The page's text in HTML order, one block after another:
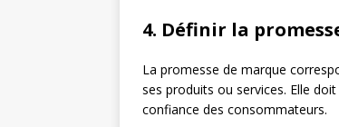
4. Définir la
La promesse de marque
ses produits ou services. Elle
confiance des consommateurs.